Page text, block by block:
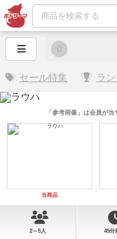
0
セール特集 ラ
当商品
「参考画像」は会員が
2～5人 45分